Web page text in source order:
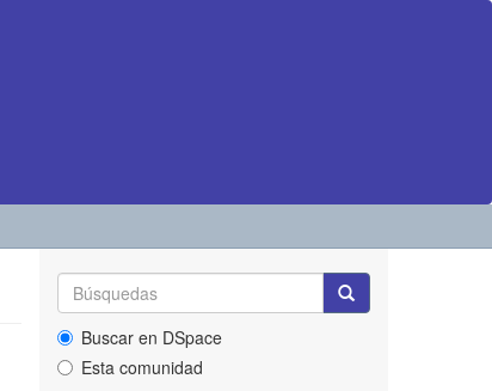
Buscar en DSpace
Esta comunidad